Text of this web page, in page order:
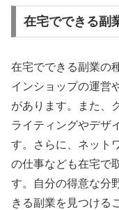
在宅でできる副
在宅でできる副業の
インショップの運営
があります。また、
ライティングやデザ
す。さらに、ネット
の仕事なども在宅で
す。自分の得意な分
きる副業を見つける